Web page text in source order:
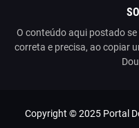
O conteúdo aqui postado
correta e precisa, ao copiar
Copyright © 2025 Portal